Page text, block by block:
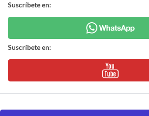
Suscríbete en:
Suscríbete en: